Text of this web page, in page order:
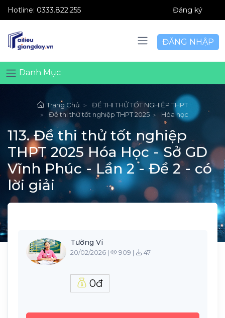
Hotline: 0333.822.255 Đăng ký
ĐĂNG NHẬP
Danh Mục
Trang Chủ
ĐỀ THI THỬ TỐT NGHIỆP THPT
Đề thi thử tốt nghiệp THPT 2025
Hóa học
113. Đề thi thử tốt nghiệp
THPT 2025 Hóa Học - Sở GD
Vĩnh Phúc - Lần 2 - Đề 2 - có
lời giải
Tường Vi
20/02/2026 | 909 | 47
0đ